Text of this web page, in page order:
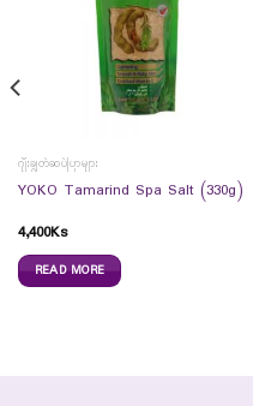
ဂျီးချွတ်ဆပ်ပြာများ
YOKO Tamarind Spa Salt (330g)
4,400Ks
READ MORE